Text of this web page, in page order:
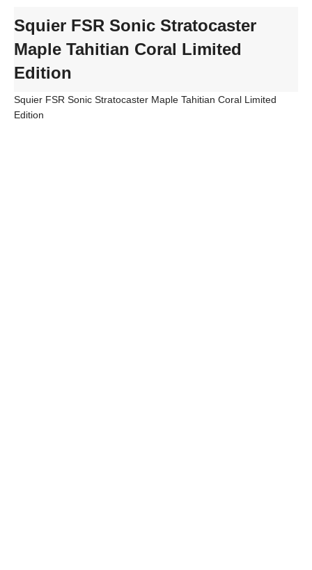
Squier FSR Sonic Stratocaster
Maple Tahitian Coral Limited
Edition
Squier FSR Sonic Stratocaster Maple Tahitian Coral Limited
Edition